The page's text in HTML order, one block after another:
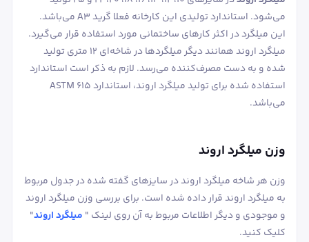
می‌شود. استاندارد تولیدی این کارخانه فعلا گرید A3 می‌باشد.
این میلگرد در اکثر کارهای ساختمانی مورد استفاده قرار می‌گیرد.
میلگرد اروند همانند دیگر میلگردها در شاخه‌ای 12 متری تولید
شده و به دست مصرف‌کننده می‌رسد. لازم به ذکر است استاندارد
استفاده شده برای تولید میلگرد اروند، استاندارد ASTM 615
می‌باشد.
وزن میلگرد اروند
وزن هر شاخه میلگرد اروند در سایزهای گفته شده در جدول مربوط
به میلگرد اروند قرار داده شده است. برای بررسی وزن میلگرد اروند
و موجودی و دیگر اطلاعات مربوط به آن روی لینک " میلگرد اروند"
کلیک کنید.